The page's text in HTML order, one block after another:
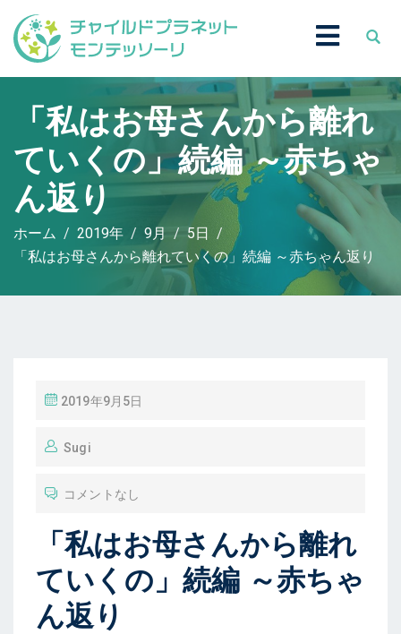
「私はお母さんから離れ
ていくの」続編 ～赤ちゃ
ん返り
ホーム 2019年 9月
5日
「私はお母さんから離れていくの」続編 ～赤ちゃん返り
投
2019年9月5日
Sugi
コメントなし
「私はお母さんから離れ
ていくの」続編 ～赤ちゃ
ん返り